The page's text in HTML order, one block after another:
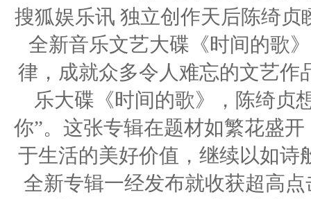
搜狐娱乐讯 独立创作天后陈绮贞
全新音乐文艺大碟《时间的歌
律，成就众多令人难忘的文艺作
乐大碟《时间的歌》，陈绮贞
你”。这张专辑在题材如繁花盛
于生活的美好价值，继续以如诗
全新专辑一经发布就收获超高